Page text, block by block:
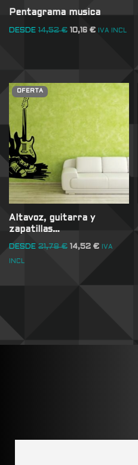
Pentagrama musica
DESDE 14,52€ 10,16 € IVA INCL
OFERTA
Altavoz, guitarra y
zapatillas…
DESDE 21,78€ 14,52 € IVA
INCL